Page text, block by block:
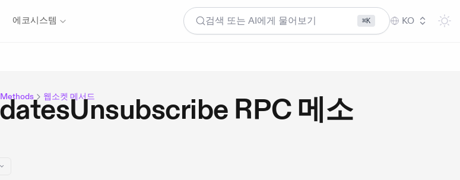
에코시스템 검색 또는 AI에게 물어보기 ⌘K KO
Methods 웹소켓 메서드
RPC 메소